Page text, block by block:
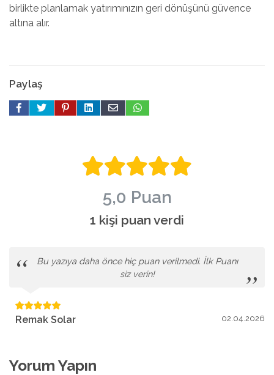
birlikte planlamak yatırımınızın geri dönüşünü güvence
altına alır.
Paylaş
5,0 Puan
1 kişi puan verdi
Bu yazıya daha önce hiç puan verilmedi. İlk Puanı
siz verin!
02.04.2026
Remak Solar
Yorum Yapın